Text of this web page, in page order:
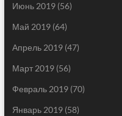
Июнь 2019(56)
Май 2019(64)
Апрель 2019(47)
Март 2019(56)
Февраль 2019(70)
Январь 2019(58)